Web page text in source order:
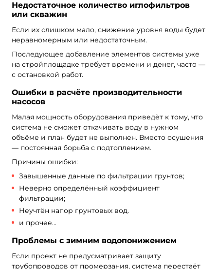
Недостаточное количество иглофильтров
или скважин
Если их слишком мало, снижение уровня воды будет
неравномерным или недостаточным.
Последующее добавление элементов системы уже
на стройплощадке требует времени и денег, часто —
с остановкой работ.
Ошибки в расчёте производительности
насосов
Малая мощность оборудования приведёт к тому, что
система не сможет откачивать воду в нужном
объёме и план будет не выполнен. Вместо осушения
— постоянная борьба с подтоплением.
Причины ошибки:
Завышенные данные по фильтрации грунтов;
Неверно определённый коэффициент
фильтрации;
Неучтён напор грунтовых вод.
и прочее...
Проблемы с зимним водопонижением
Если проект не предусматривает защиту
трубопроводов от промерзания, система перестаёт